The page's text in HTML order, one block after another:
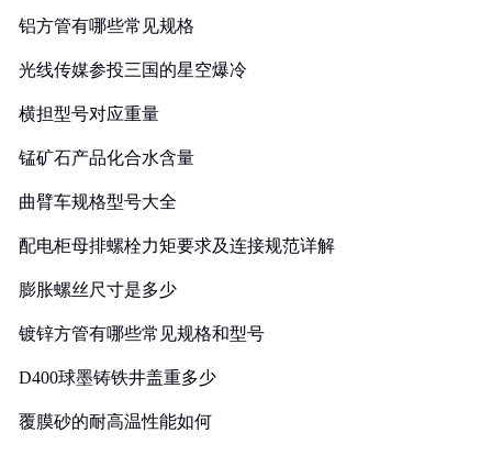
铝方管有哪些常见规格
光线传媒参投三国的星空爆冷
横担型号对应重量
锰矿石产品化合水含量
曲臂车规格型号大全
配电柜母排螺栓力矩要求及连接规范详解
膨胀螺丝尺寸是多少
镀锌方管有哪些常见规格和型号
D400球墨铸铁井盖重多少
覆膜砂的耐高温性能如何